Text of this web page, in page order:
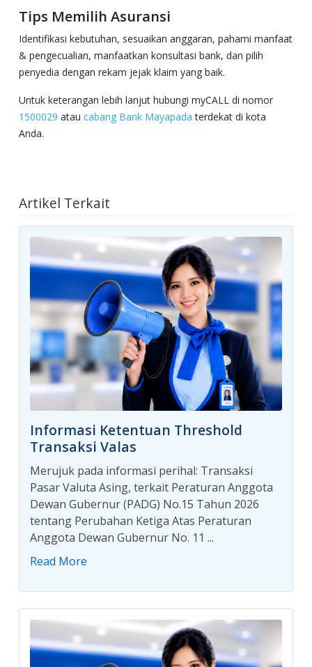
Tips Memilih Asuransi
Identifikasi kebutuhan, sesuaikan anggaran, pahami manfaat
& pengecualian, manfaatkan konsultasi bank, dan pilih
penyedia dengan rekam jejak klaim yang baik.
Untuk keterangan lebih lanjut hubungi myCALL di nomor
1500029 atau cabang Bank Mayapada terdekat di kota
Anda.
Artikel Terkait
Informasi Ketentuan Threshold
Transaksi Valas
Merujuk pada informasi perihal: Transaksi
Pasar Valuta Asing, terkait Peraturan Anggota
Dewan Gubernur (PADG) No.15 Tahun 2026
tentang Perubahan Ketiga Atas Peraturan
Anggota Dewan Gubernur No. 11 ...
Read More